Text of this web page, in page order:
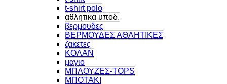
t-shirt polo
αθλητικα υποδ.
βερμουδες
ΒΕΡΜΟΥΔΕΣ ΑΘΛΗΤΙΚΕΣ
ζακετες
ΚΟΛΑΝ
μαγιο
ΜΠΛΟΥΖΕΣ-TOPS
ΜΠΟΤΑΚΙ